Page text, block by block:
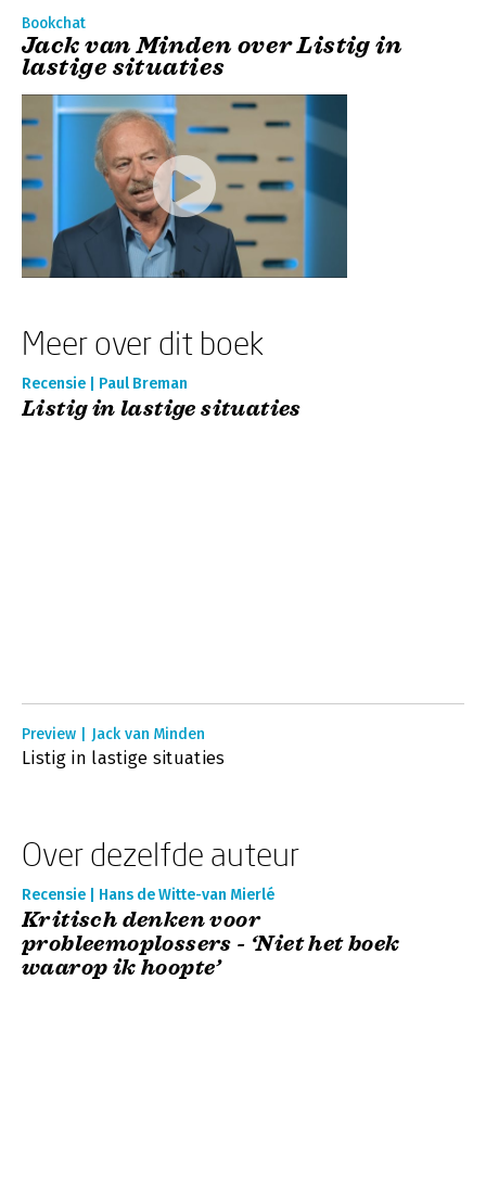
Bookchat
Jack van Minden over Listig in
lastige situaties
Meer over dit boek
Recensie | Paul Breman
Listig in lastige situaties
Preview | Jack van Minden
Listig in lastige situaties
Over dezelfde auteur
Recensie | Hans de Witte-van Mierlé
Kritisch denken voor
probleemoplossers - ‘Niet het boek
waarop ik hoopte’